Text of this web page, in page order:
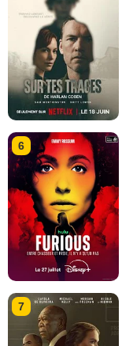
6
7